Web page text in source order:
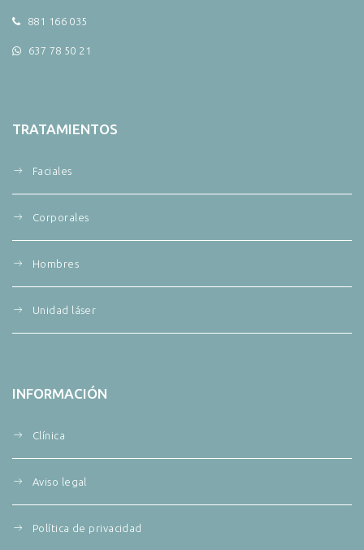
881 166 035
637 78 50 21
TRATAMIENTOS
Faciales
Corporales
Hombres
Unidad láser
INFORMACIÓN
Clínica
Aviso legal
Política de privacidad